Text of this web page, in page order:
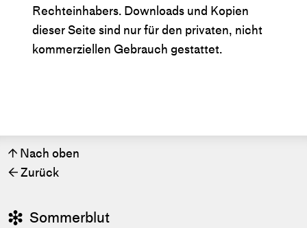
Rechteinhabers. Downloads und Kopien
dieser Seite sind nur für den privaten, nicht
kommerziellen Gebrauch gestattet.
↑ Nach oben
← Zurück
 Sommerblut